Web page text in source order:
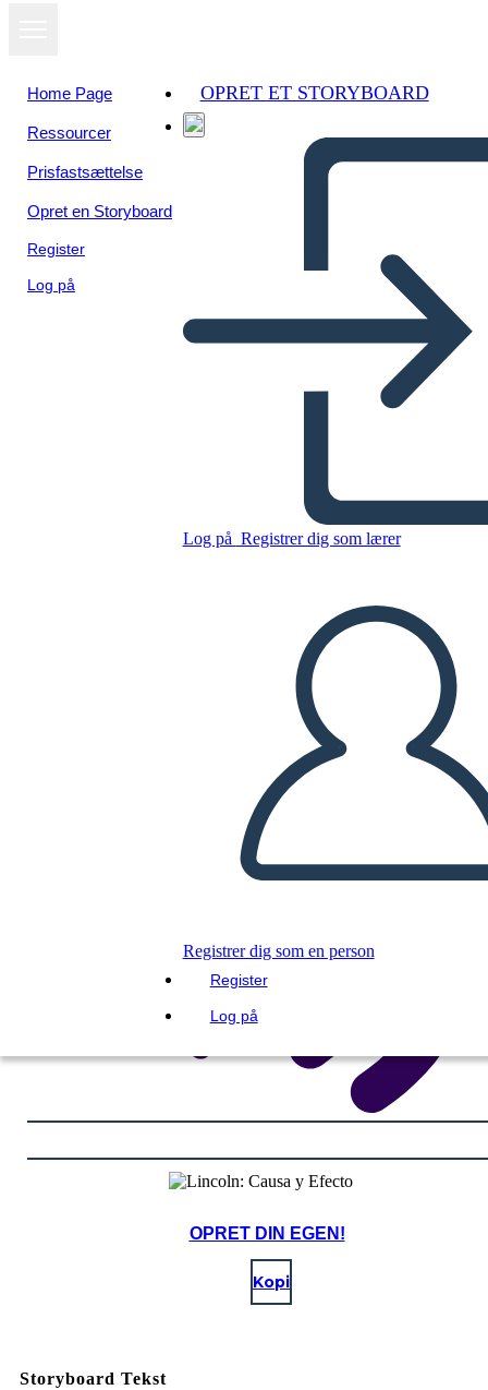
Home Page
Ressourcer
Prisfastsættelse
Opret en Storyboard
Register
Log på
OPRET ET STORYBOARD
Log på Registrer dig som lærer
Registrer dig som en person
Register
Log på
Kopier dette storyboard
AFSPIL DIASSHOW
LÆS FOR MIG
OPRET DIN EGEN!
Kopi
Storyboard Tekst